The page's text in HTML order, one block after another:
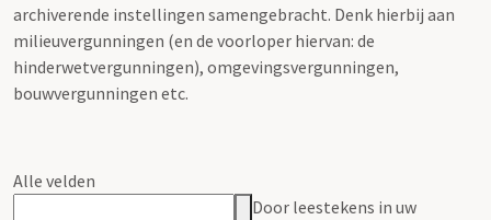
archiverende instellingen samengebracht. Denk hierbij aan
milieuvergunningen (en de voorloper hiervan: de
hinderwetvergunningen), omgevingsvergunningen,
bouwvergunningen etc.
Alle velden
Door leestekens in uw